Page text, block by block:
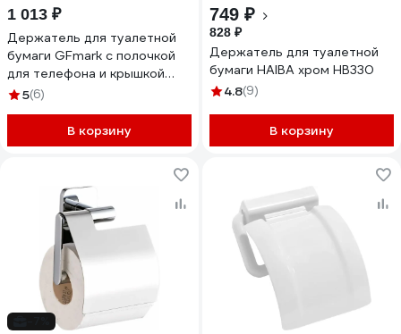
1 013 ₽
Держатель для туалетной
бумаги GFmark с полочкой
для телефона и крышкой
79906
5(6)
В корзину
749 ₽
828 ₽
Держатель для туалетной
бумаги HAIBA хром HB330
4.8(9)
В корзину